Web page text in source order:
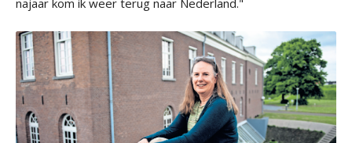
najaar kom ik weer terug naar Nederland."